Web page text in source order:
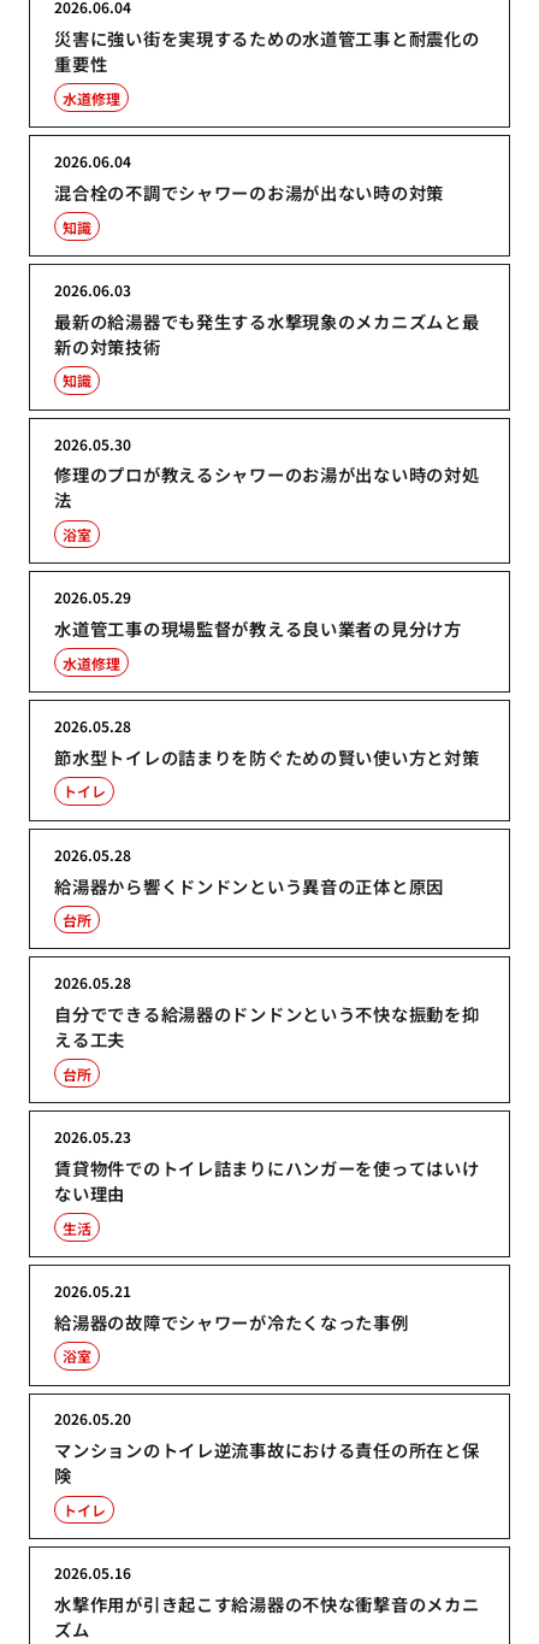
災害に強い街を実現するための水道管工事と耐震化の
重要性
2026.06.04
水道修理
混合栓の不調でシャワーのお湯が出ない時の対策
2026.06.04
知識
最新の給湯器でも発生する水撃現象のメカニズムと最
新の対策技術
2026.06.03
知識
修理のプロが教えるシャワーのお湯が出ない時の対処
法
2026.05.30
浴室
水道管工事の現場監督が教える良い業者の見分け方
2026.05.29
水道修理
節水型トイレの詰まりを防ぐための賢い使い方と対策
2026.05.28
トイレ
給湯器から響くドンドンという異音の正体と原因
2026.05.28
台所
自分でできる給湯器のドンドンという不快な振動を抑
える工夫
2026.05.28
台所
賃貸物件でのトイレ詰まりにハンガーを使ってはいけ
ない理由
2026.05.23
生活
給湯器の故障でシャワーが冷たくなった事例
2026.05.21
浴室
マンションのトイレ逆流事故における責任の所在と保
険
2026.05.20
トイレ
水撃作用が引き起こす給湯器の不快な衝撃音のメカニ
ズム
2026.05.16